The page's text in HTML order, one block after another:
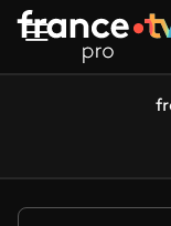
Aller au contenu